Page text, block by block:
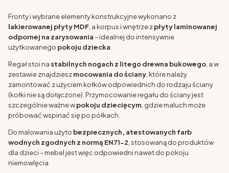
Fronty i wybrane elementy konstrukcyjne wykonano z
lakierowanej płyty MDF , a korpus i wnętrze zpłyty laminowanej
odpornej na zarysowania – idealnej do intensywnie
użytkowanego pokoju dziecka
Regał stoi na stabilnych nogach z litego drewna bukowego , a w
zestawie znajdzieszmocowania do ściany , które należy
zamontować z użyciem kołków odpowiednich do rodzaju ściany
(kołki nie są dołączone). Przymocowanie regału do ściany jest
szczególnie ważne wpokoju dziecięcym , gdzie maluch może
próbować wspinać się po półkach.
Do malowania użyto bezpiecznych, atestowanych farb
wodnych zgodnych z normą EN71-2 , stosowaną do produktów
dla dzieci – mebel jest więc odpowiedni nawet do pokoju
niemowlęcia.